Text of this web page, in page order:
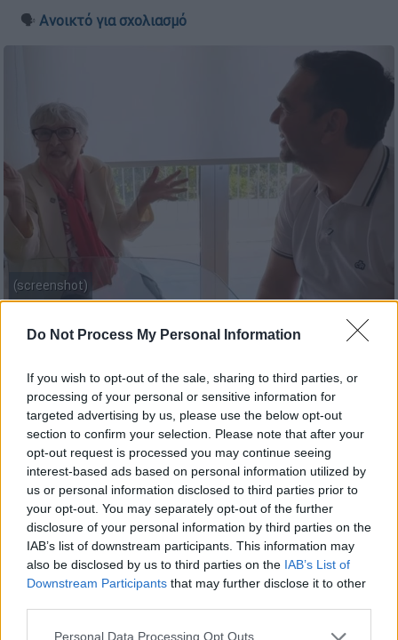
Do Not Process My Personal Information
If you wish to opt-out of the sale, sharing to third parties, or
processing of your personal or sensitive information for
targeted advertising by us, please use the below opt-out
section to confirm your selection. Please note that after your
opt-out request is processed you may continue seeing
interest-based ads based on personal information utilized by
us or personal information disclosed to third parties prior to
your opt-out. You may separately opt-out of the further
disclosure of your personal information by third parties on the
IAB’s list of downstream participants. This information may
also be disclosed by us to third parties on the IAB’s List of
Downstream Participants that may further disclose it to other
Please note that this website/app uses one or more Google
Personal Data Processing Opt Outs
🗣️ Ανοικτό για σχολιασμό
(screenshot)
Προσθέστε το ΕΘΝΟΣ στη Google
Τη θρυλική «Θεοπούλα» από το «Παρά
Πέντε» επιστράτευσε οΑλέξης Τσίπρας
παρέχοντας συμβουλές εγγραφής στην
πλατφόρμα τηςΕλληνικής Αριστερής
Συμπαράταξης(ΕΛΑΣ).
Η ηθοποιόςΈφη Παπαθεοδώρουκάνει τα
απαραίτητα βήματα για να γίνει μέλος στην
ΕΛΑΣ, με τον πρώην πρωθυπουργό να την
κατευθύνει.